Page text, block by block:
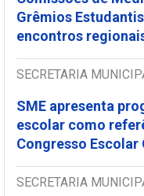
Grêmios
encontros
SECRETARIA
SME apresenta
escolar como
Congresso Escolar
SECRETARIA